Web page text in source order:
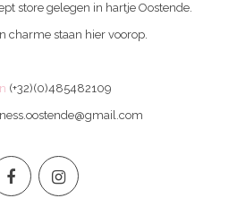
store gelegen in hartje Oostende.
charme staan hier voorop.
(+32)(0)485482109